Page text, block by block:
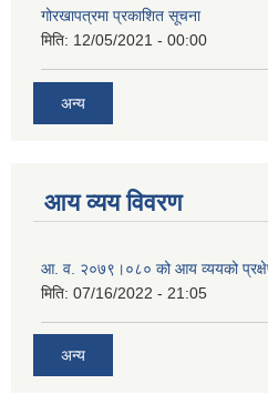
गोरखापत्रमा प्रकाशित सूचना
मिति: 12/05/2021 - 00:00
अन्य
आय व्यय विवरण
आ. व. २०७९।०८० को आय व्ययको
मिति: 07/16/2022 - 21:05
अन्य